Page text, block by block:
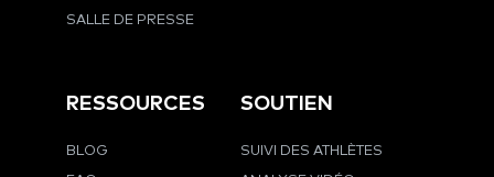
SALLE DE PRESSE
RESSOURCES
BLOG
SOUTIEN
SUIVI DES ATHLÈTES